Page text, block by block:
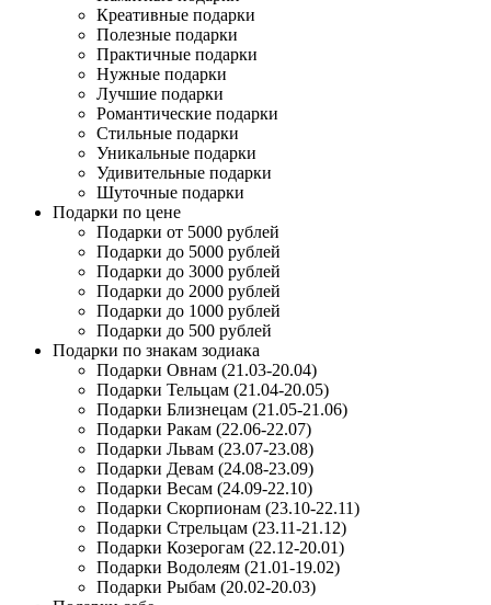
Креативные подарки
Полезные подарки
Практичные подарки
Нужные подарки
Лучшие подарки
Романтические подарки
Стильные подарки
Уникальные подарки
Удивительные подарки
Шуточные подарки
Подарки по цене
Подарки от 5000 рублей
Подарки до 5000 рублей
Подарки до 3000 рублей
Подарки до 2000 рублей
Подарки до 1000 рублей
Подарки до 500 рублей
Подарки по знакам зодиака
Подарки Овнам (21.03-20.04)
Подарки Тельцам (21.04-20.05)
Подарки Близнецам (21.05-21.06)
Подарки Ракам (22.06-22.07)
Подарки Львам (23.07-23.08)
Подарки Девам (24.08-23.09)
Подарки Весам (24.09-22.10)
Подарки Скорпионам (23.10-22.11)
Подарки Стрельцам (23.11-21.12)
Подарки Козерогам (22.12-20.01)
Подарки Водолеям (21.01-19.02)
Подарки Рыбам (20.02-20.03)